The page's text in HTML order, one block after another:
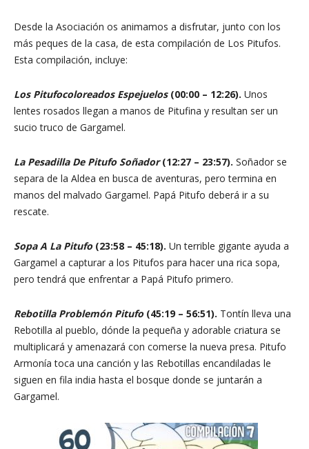
Desde la Asociación os animamos a disfrutar, junto con los
más peques de la casa, de esta compilación de Los Pitufos.
Esta compilación, incluye:
Los Pitufocoloreados Espejuelos(00:00 – 12:26). Unos
lentes rosados llegan a manos de Pitufina y resultan ser un
sucio truco de Gargamel.
La Pesadilla De Pitufo Soñador(12:27 – 23:57). Soñador se
separa de la Aldea en busca de aventuras, pero termina en
manos del malvado Gargamel. Papá Pitufo deberá ir a su
rescate.
Sopa A La Pitufo(23:58 – 45:18). Un terrible gigante ayuda a
Gargamel a capturar a los Pitufos para hacer una rica sopa,
pero tendrá que enfrentar a Papá Pitufo primero.
Rebotilla Problemón Pitufo (45:19 – 56:51). Tontín lleva una
Rebotilla al pueblo, dónde la pequeña y adorable criatura se
multiplicará y amenazará con comerse la nueva presa. Pitufo
Armonía toca una canción y las Rebotillas encandiladas le
siguen en fila india hasta el bosque donde se juntarán a
Gargamel.